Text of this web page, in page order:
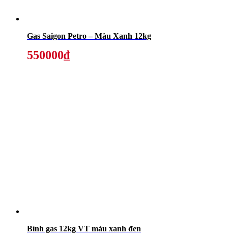
Gas Saigon Petro – Màu Xanh 12kg
550000₫
Bình gas 12kg VT màu xanh đen